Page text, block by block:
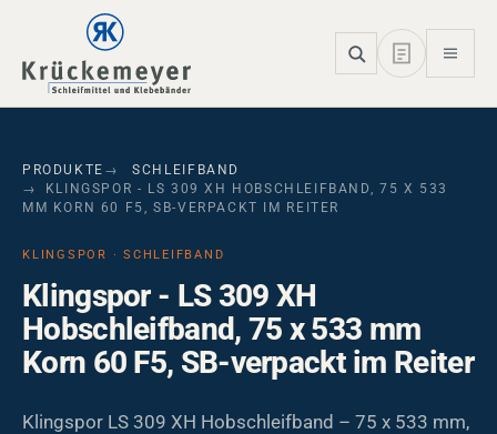
Skip to main navigation
Skip to main content
Skip to page footer
PRODUKTE
SCHLEIFBAND
KLINGSPOR - LS 309 XH HOBSCHLEIFBAND, 75 X 533
MM KORN 60 F5, SB-VERPACKT IM REITER
KLINGSPOR · SCHLEIFBAND
Klingspor - LS 309 XH
Hobschleifband, 75 x 533 mm
Korn 60 F5, SB-verpackt im Reiter
Klingspor LS 309 XH Hobschleifband – 75 x 533 mm,